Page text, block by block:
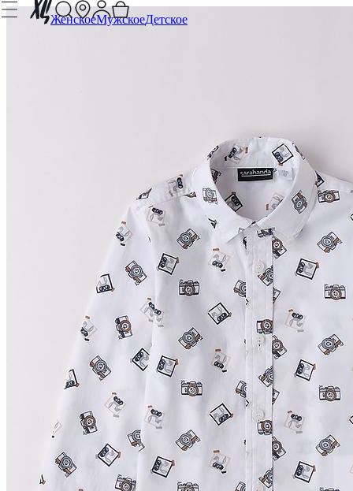
ЖенскоеМужскоеДетское